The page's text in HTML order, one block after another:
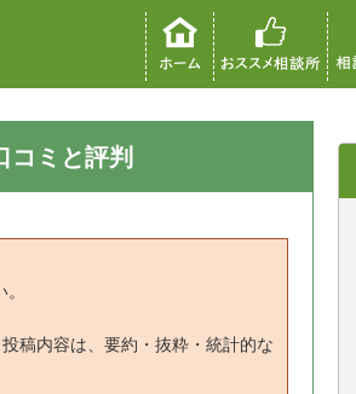
ミと評判
稿内容は、要約・抜粋・統計的な